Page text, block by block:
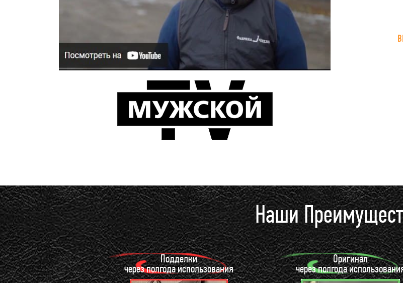
Наши
Подделки
через полгода использования
Оригинал
через полгода